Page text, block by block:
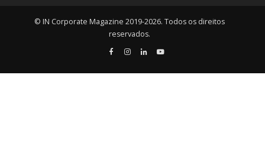
© IN Corporate Magazine 2019-2026. Todos os direitos
reservados.